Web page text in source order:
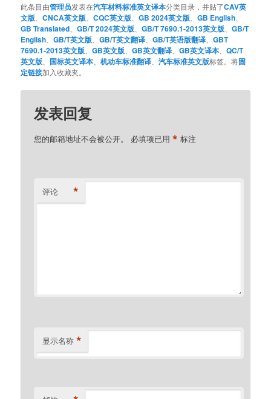
此条目由管理员发表在汽车材料标准英文译本分类目录，并贴了CAV英
文版 、CNCA英文版 、CQC英文版 、GB 2024英文版 、GB English
GB Translated 、GB/T 2024英文版 、GB/T 7690.1-2013英文版 、GB/T
English 、GB/T英文版 、GB/T英文翻译 、GB/T英语版翻译 、GBT
7690.1-2013英文版 、GB英文版 、GB英文翻译 、GB英文译本 、QC/T
英文版
国标英文译本 、机动车标准翻译 、汽车标准英文版标签。将固
定链接加入收藏夹。
发表回复
您的邮箱地址不会被公开。 必填项已用* 标注
评论 *
显示名称 *